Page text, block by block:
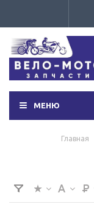
МЕНЮ
Главная